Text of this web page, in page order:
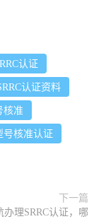
认证
认证资料
核准
号核准认证
下一篇
办理SRRC认证，哪